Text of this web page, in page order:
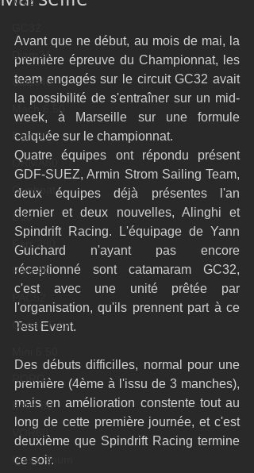
Diam24
Class40
Mach 6.50
Farr 30
ORMA60
Gunboat
D35
Farr 280
Fast 40
Ocean Fifty
RORC
Botin 80
VOR60
Class Rhum
Avant que ne début, au mois de mai, la
première épreuve du Championnat, les
team engagés sur le circuit GC32 avait
la possibilité de s'entraîner sur un mid-
week, à Marseille sur une formule
calquée sur le championnat.
Quatre équipes ont répondu présent
GDF-SUEZ, Armin Strom Sailing Team,
deux équipes déjà présentes l'an
dernier et deux nouvelles, Alinghi et
Spindrift Racing. L'équipage de Yann
Guichard n'ayant pas encore
réceptionné sont catamaram GC32,
c'est avec une unité prêtée par
l'organisation, qu'ils prennent part à ce
Test Event.
Des débuts difficilles, normal pour une
première (4ème à l'issu de 3 manches),
mais en amélioration constente tout au
long de cette première journée, et c'est
deuxième que Spindrift Racing termine
ce soir.